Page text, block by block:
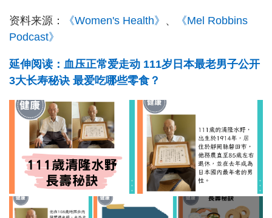
资料来源： 《Women's Health》 、
《Mel Robbins
Podcast》
延伸阅读：血压正常爱走动 111岁日本最老男子公开
3大长寿秘诀 最爱吃哪些零食？